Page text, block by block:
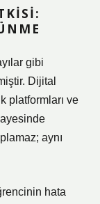
gibi
Dijital
platformları ve
aynı
hata